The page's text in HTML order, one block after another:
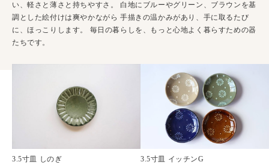
い、軽さと薄さと持ちやすさ。 白地にブルーやグリーン、ブラウンを基
調とした絵付けは爽やかながら 手描きの温かみがあり、手に取るたび
に、ほっこりします。 毎日の暮らしを、もっと心地よく暮らすための器
たちです。
3.5寸皿 しのぎ 3.5寸皿 イッチンG